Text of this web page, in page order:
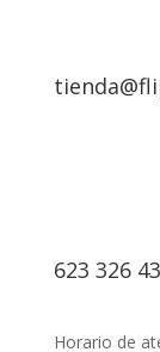
623 326
Horario de